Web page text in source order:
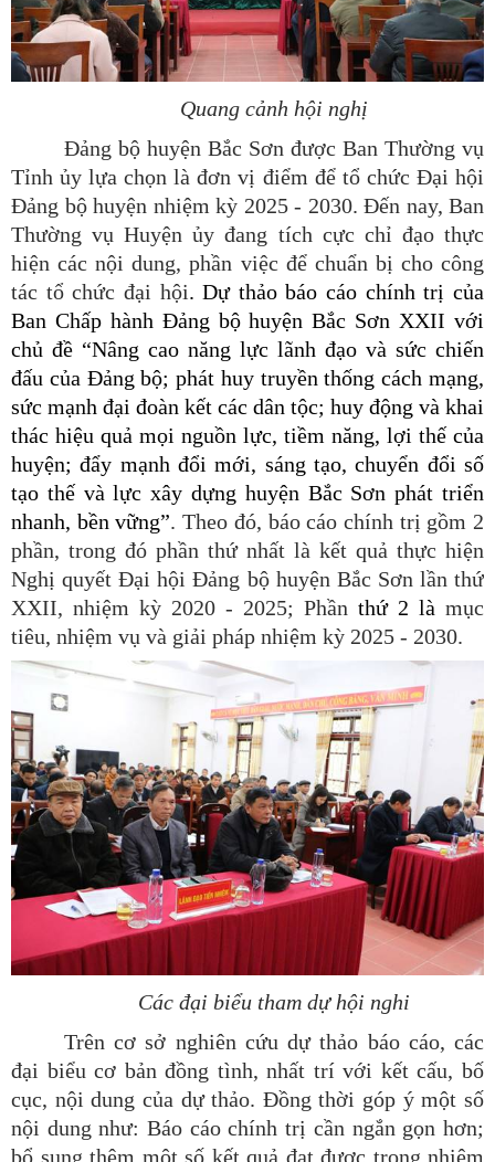
Quang cảnh hội nghị
Đảng bộ huyện Bắc Sơn được Ban Thường vụ
Tỉnh ủy lựa chọn là đơn vị điểm để tổ chức Đại hội
Đảng bộ huyện nhiệm kỳ 2025 - 2030. Đến nay, Ban
Thường vụ Huyện ủy đang tích cực chỉ đạo thực
hiện các nội dung, phần việc để chuẩn bị cho công
tác tổ chức đại hội. Dự thảo báo cáo chính trị của
Ban Chấp hành Đảng bộ huyện Bắc Sơn XXII với
chủ đề “Nâng cao năng lực lãnh đạo và sức chiến
đấu của Đảng bộ; phát huy truyền thống cách mạng,
sức mạnh đại đoàn kết các dân tộc; huy động và khai
thác hiệu quả mọi nguồn lực, tiềm năng, lợi thế của
huyện; đẩy mạnh đổi mới, sáng tạo, chuyển đổi số
tạo thế và lực xây dựng huyện Bắc Sơn phát triển
nhanh, bền vững”. Theo đó, báo cáo chính trị gồm 2
phần, trong đó phần thứ nhất là kết quả thực hiện
Nghị quyết Đại hội Đảng bộ huyện Bắc Sơn lần thứ
XXII, nhiệm kỳ 2020 - 2025; Phần thứ 2 là mục
tiêu, nhiệm vụ và giải pháp nhiệm kỳ 2025 - 2030.
Các đại biểu tham dự hội nghi
Trên cơ sở nghiên cứu dự thảo báo cáo, các
đại biểu cơ bản đồng tình, nhất trí với kết cấu, bố
cục, nội dung của dự thảo. Đồng thời góp ý một số
nội dung như: Báo cáo chính trị cần ngắn gọn hơn;
bổ sung thêm một số kết quả đạt được trong nhiệm